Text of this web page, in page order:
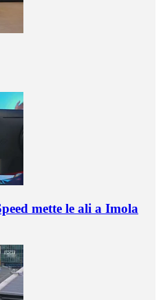
mette le ali a Imola